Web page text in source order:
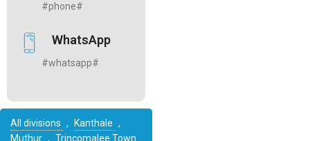
#phone#
WhatsApp
#whatsapp#
All divisions , Kanthale ,
Muthur , Trincomalee Town